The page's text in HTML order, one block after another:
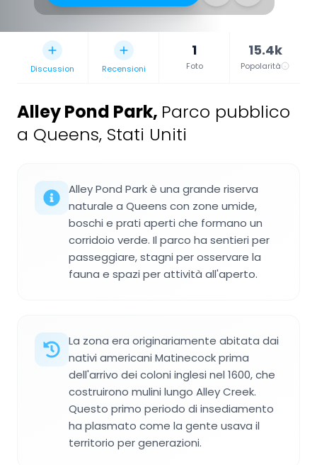
Discussion Recensioni
1
Foto
15.4k
Popolarità
Alley Pond Park, Parco pubblico
a Queens, Stati Uniti
Alley Pond Park è una grande riserva
naturale a Queens con zone umide,
boschi e prati aperti che formano un
corridoio verde. Il parco ha sentieri per
passeggiare, stagni per osservare la
fauna e spazi per attività all'aperto.
La zona era originariamente abitata dai
nativi americani Matinecock prima
dell'arrivo dei coloni inglesi nel 1600, che
costruirono mulini lungo Alley Creek.
Questo primo periodo di insediamento
ha plasmato come la gente usava il
territorio per generazioni.